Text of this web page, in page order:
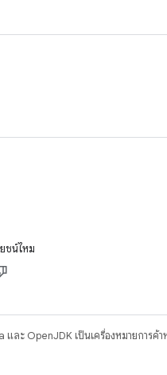
ชน์ไหม
และ OpenJDK เป็นเครื่องหมายการค้